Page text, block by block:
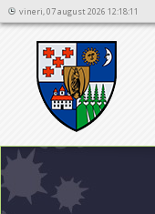
vineri, 07 august 2026 12:18:11